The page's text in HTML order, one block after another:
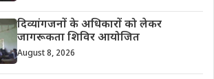
दिव्यांगजनों के अधिकारों को लेकर
जागरूकता शिविर आयोजित
August 8, 2026